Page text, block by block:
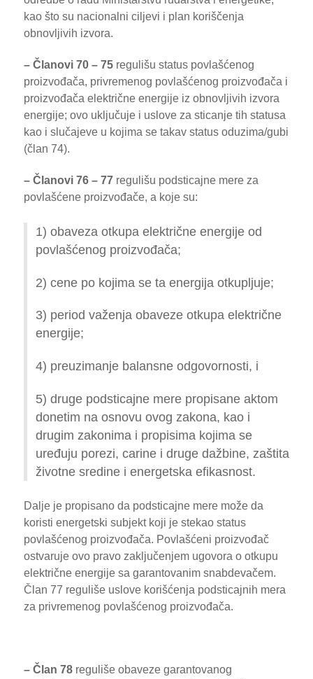
kao što su nacionalni ciljevi i plan koriščenja
obnovljivih izvora.
– Članovi 70 – 75 regulišu status povlašćenog
proizvođača, privremenog povlašćenog proizvođača i
proizvođača električne energije iz obnovljivih izvora
energije; ovo uključuje i uslove za sticanje tih statusa
kao i slučajeve u kojima se takav status oduzima/gubi
(član 74).
– Članovi 76 – 77 regulišu podsticajne mere za
povlašćene proizvođače, a koje su:
1) obaveza otkupa električne energije od
povlašćenog proizvođača;
2) cene po kojima se ta energija otkupljuje;
3) period važenja obaveze otkupa električne
energije;
4) preuzimanje balansne odgovornosti, i
5) druge podsticajne mere propisane aktom
donetim na osnovu ovog zakona, kao i
drugim zakonima i propisima kojima se
uređuju porezi, carine i druge dažbine, zaštita
životne sredine i energetska efikasnost.
Dalje je propisano da podsticajne mere može da
koristi energetski subjekt koji je stekao status
povlašćenog proizvođača. Povlašćeni proizvođač
ostvaruje ovo pravo zaključenjem ugovora o otkupu
električne energije sa garantovanim snabdevačem.
Član 77 reguliše uslove korišćenja podsticajnih mera
za privremenog povlašćenog proizvođača.
– Član 78 reguliše obaveze garantovanog